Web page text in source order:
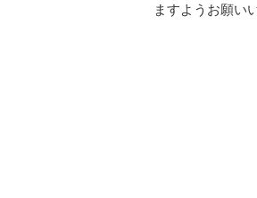
ますようお願い